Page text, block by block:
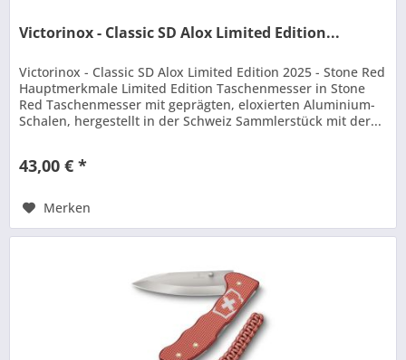
Victorinox - Classic SD Alox Limited Edition...
Victorinox - Classic SD Alox Limited Edition 2025 - Stone Red
Hauptmerkmale Limited Edition Taschenmesser in Stone
Red Taschenmesser mit geprägten, eloxierten Aluminium-
Schalen, hergestellt in der Schweiz Sammlerstück mit der...
43,00 € *
Merken